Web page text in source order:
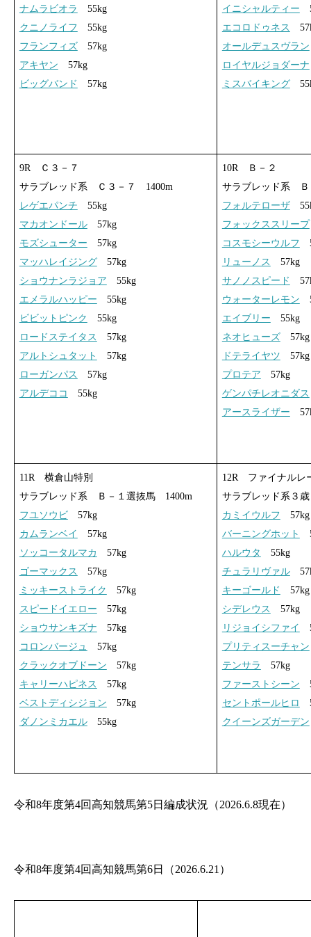
ナムラビオラ
55kg
クニノライフ 55kg
フランフィズ57kg
アキヤン 57kg
ビッグバンド
57kg
イニシャルティー
エコロドゥネス
オールデュスヴラン
ロイヤルジョダーナ
ミスバイキング
9R Ｃ３－７
サラブレッド系 Ｃ３－７ 1400m
レゲエパンチ 55kg
マカオンドール57kg
モズシューター 57kg
マッハレイジング57kg
ショウナンラジョア 55kg
エメラルハッピー 55kg
ビビットピンク
55kg
ロードステイタス
57kg
アルトシュタット
57kg
ローガンパス
57kg
アルデココ
55kg
10R Ｂ－２
サラブレッド系
フォルテローザ
フォックススリープ
コスモシーウルフ
リューノス
57kg
サノノスピード
ウォーターレモン
エイブリー 55kg
ネオヒューズ57kg
ドテライヤツ 57kg
プロテア 57kg
ゲンパチレオニダス
アースライザー
11R 横倉山特別
サラブレッド系 Ｂ－１選抜馬 1400m
フユソウビ57kg
カムランベイ
57kg
ソッコータルマカ
57kg
ゴーマックス
57kg
ミッキーストライク
57kg
スピードイエロー 57kg
ショウサンキズナ 57kg
コロンバージュ
57kg
クラックオブドーン 57kg
キャリーハピネス
57kg
ベストディシジョン 57kg
ダノンミカエル55kg
12R ファイナルレ
サラブレッド系３
カミイウルフ 57kg
バーニングホット
ハルウタ
55kg
チュラリヴァル
キーゴールド
57kg
シデレウス
57kg
リジョイシファイ
プリティスーチャン
テンサラ
57kg
ファーストシーン
セントポールヒロ
クイーンズガーデン
令和8年度第4回高知競馬第5日編成状況（2026.6.8現在）
令和8年度第4回高知競馬第6日（2026.6.21）